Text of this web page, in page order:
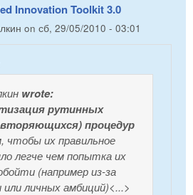
Innovation Toolkit 3.0
on сб, 29/05/2010 - 03:01
wrote:
рутинных
процедур
чтобы их правильное
легче чем попытка их
(например из-за
личных амбиций)<...>